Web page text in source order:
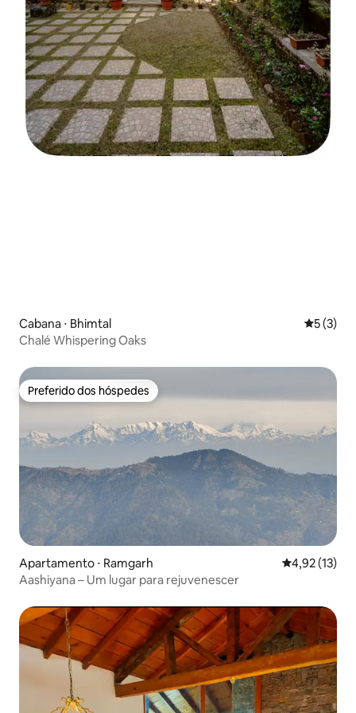
Cabana ⋅ Bhimtal 5 de
5 (3)
Chalé Whispering Oaks
Preferido dos hóspedes
Preferido dos hóspedes
Apartamento ⋅ Ramgarh 4,92 de uma
4,92 (13)
Aashiyana – Um lugar para rejuvenescer